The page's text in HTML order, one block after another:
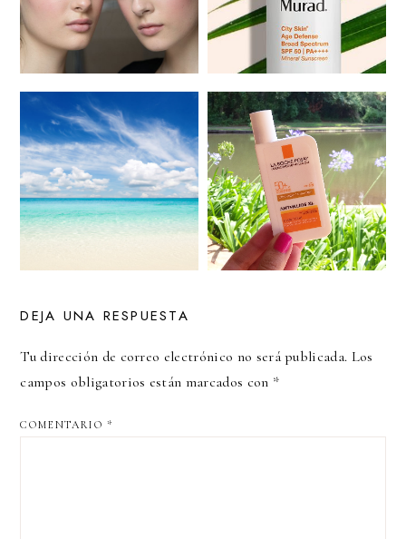
DEJA UNA RESPUESTA
Tu dirección de correo electrónico no será publicada. Los
campos obligatorios están marcados con *
COMENTARIO*